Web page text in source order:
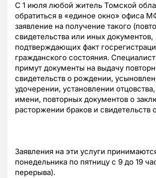
C 1 июля любой житель Томской
обратиться в «единое окно» офиса
заявление на получение такого
свидетельства или иных документов,
подтверждающих факт
гражданского состояния.
примут документы на выдачу
свидетельств о рождении,
удочерении, установлении
имени, повторных документов о
расторжении браков и свидетельств
Заявления на эти услуги
понедельника по пятницу с 9 до 19
перерыва).